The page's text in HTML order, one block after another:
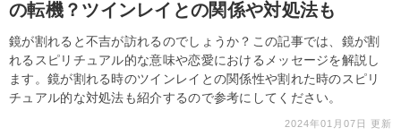
の転機？ツインレイとの関係や対処法も
鏡が割れると不吉が訪れるのでしょうか？この記事では、鏡が割
れるスピリチュアル的な意味や恋愛におけるメッセージを解説し
ます。鏡が割れる時のツインレイとの関係性や割れた時のスピリ
チュアル的な対処法も紹介するので参考にしてください。
2024年01月07日 更新